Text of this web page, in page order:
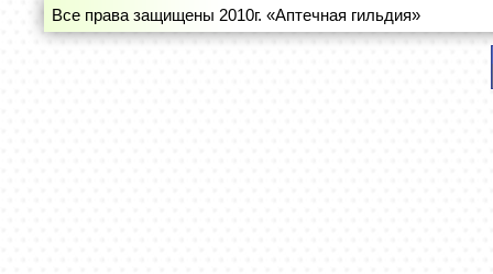
Все права защищены 2010г. «Аптечная гильдия»